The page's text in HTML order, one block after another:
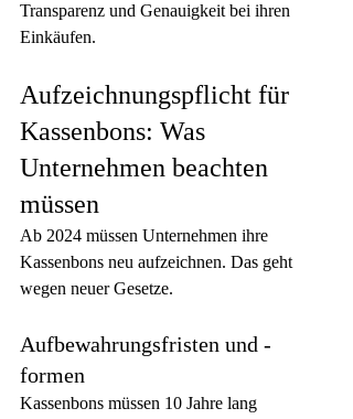
Transparenz und Genauigkeit bei ihren
Einkäufen.
Aufzeichnungspflicht für
Kassenbons: Was
Unternehmen beachten
müssen
Ab 2024 müssen Unternehmen ihre
Kassenbons neu aufzeichnen. Das geht
wegen neuer Gesetze.
Aufbewahrungsfristen und -
formen
Kassenbons müssen 10 Jahre lang